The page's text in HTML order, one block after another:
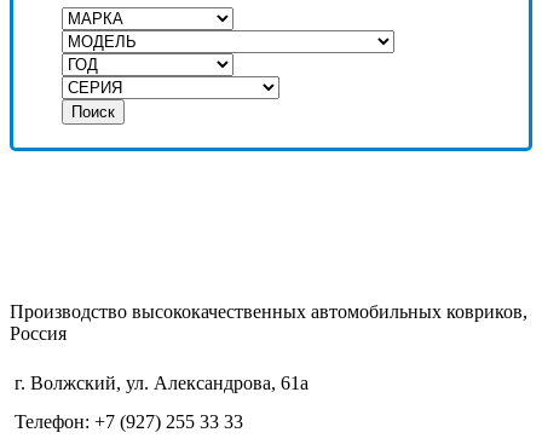
Поиск
Производство высококачественных автомобильных ковриков,
Россия
г. Волжский, ул. Александрова, 61а
Телефон: +7 (927) 255 33 33